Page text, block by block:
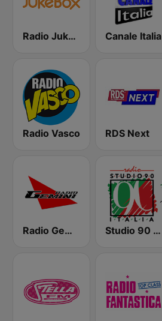
Radio Jukebox Canale Italia
Radio Vasco RDS Next
Radio Gemini Studio 90 Italia